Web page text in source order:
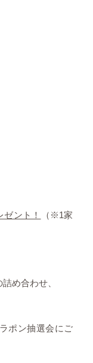
ント！ （※1家
め合わせ、
ポン抽選会にご